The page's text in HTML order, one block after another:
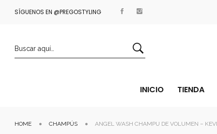
SÍGUENOS EN @PREGOSTYLINGENVÍOS GRATIS A PARTIR DE 35€
INICIO TIENDA
HOME CHAMPÚS ANGEL WASH CHAMPU DE VOLUMEN –